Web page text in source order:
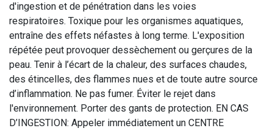
d'ingestion et de pénétration dans les voies
respiratoires. Toxique pour les organismes aquatiques,
entraîne des effets néfastes à long terme. L'exposition
répétée peut provoquer dessèchement ou gerçures de la
peau. Tenir à l’écart de la chaleur, des surfaces chaudes,
des étincelles, des flammes nues et de toute autre source
d’inflammation. Ne pas fumer. Éviter le rejet dans
l'environnement. Porter des gants de protection. EN CAS
D’INGESTION: Appeler immédiatement un CENTRE